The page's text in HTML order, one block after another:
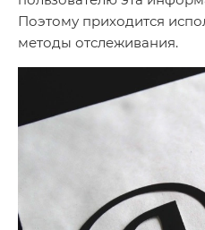
Поэтому приходится
методы отслеживания.